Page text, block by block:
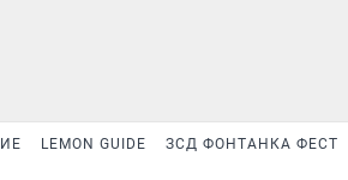
LEMON GUIDE ЗСД ФОНТАНКА ФЕСТ